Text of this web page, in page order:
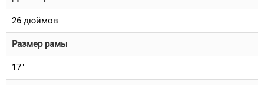
26 дюймов
Размер рамы
17"